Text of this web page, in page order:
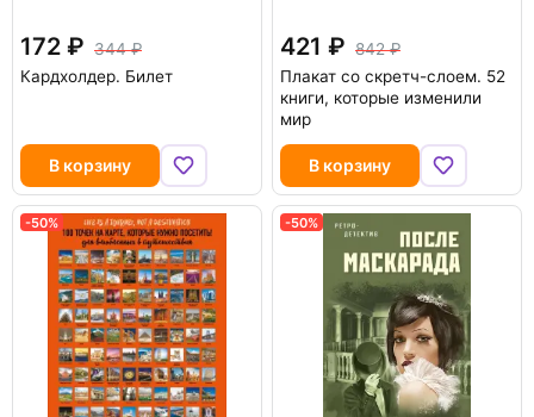
172
344
Кардхолдер. Билет
В корзину
421
842
Плакат со скретч-слоем. 52
книги, которые изменили
мир
В корзину
-50% -50%